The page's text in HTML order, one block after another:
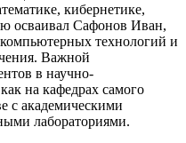
кибернетике,
осваивал Сафонов Иван,
технологий и
Важной
в научно-
на кафедрах самого
с академическими
лабораториями.